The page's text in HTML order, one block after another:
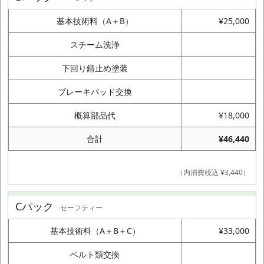
基本技術料（A＋B） ¥25,000
スチーム洗浄
下回り錆止め塗装
ブレーキパッド交換
概算部品代 ¥18,000
合計 ¥46,440
（内消費税込 ¥3,440）
Cパック セーフティー
基本技術料（A＋B＋C） ¥33,000
ベルト類交換